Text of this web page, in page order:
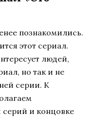
познакомились.
этот сериал.
людей,
но так и не
серии. К
и концовке